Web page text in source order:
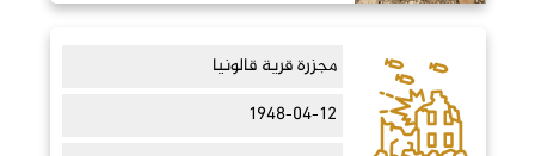
مجزرة قرية قالونيا
1948-04-12